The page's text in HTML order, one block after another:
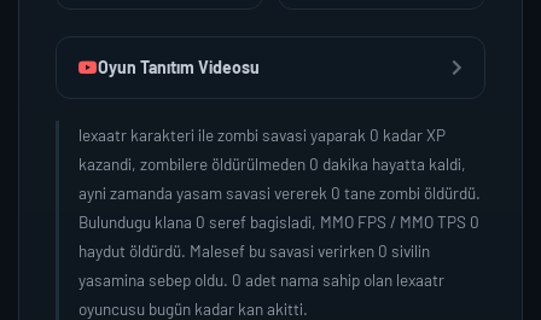
Oyun Tanıtım Videosu
lexaatr karakteri ile zombi savasi yaparak 0 kadar XP
kazandi, zombilere öldürülmeden 0 dakika hayatta kaldi,
ayni zamanda yasam savasi vererek 0 tane zombi öldürdü.
Bulundugu klana 0 seref bagisladi, MMO FPS / MMO TPS 0
haydut öldürdü. Malesef bu savasi verirken 0 sivilin
yasamina sebep oldu. 0 adet nama sahip olan lexaatr
oyuncusu bugün kadar kan akitti.